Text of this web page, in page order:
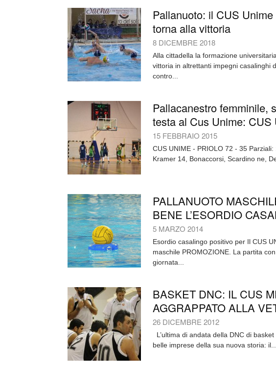
Pallanuoto: il CUS
torna alla vittoria
8 DICEMBRE 2018
Alla cittadella la formazione
vittoria in altrettanti impegni casalinghi
contro...
Pallacanestro femminile,
testa al Cus Unime:
15 FEBBRAIO 2015
CUS UNIME - PRIOLO 72 - 35
Kramer 14, Bonaccorsi, Scardino ne,
PALLANUOTO
BENE L’ESORDIO
5 MARZO 2014
Esordio casalingo positivo per Il CUS
maschile PROMOZIONE. La partita
giornata...
BASKET DNC: IL CUS
AGGRAPPATO ALLA
26 DICEMBRE 2012
L’ultima di andata della DNC di
belle imprese della sua nuova storia: il...